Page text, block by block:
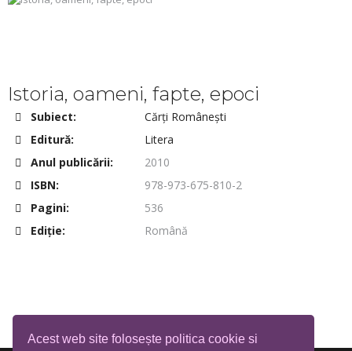
Acest web site folosește politica cookie si
Istoria, oameni, fapte, epoci
Subiect:
Cărți Românești
Editură:
Litera
Anul publicării:
2010
ISBN:
978-973-675-810-2
Pagini:
536
Ediţie:
Română